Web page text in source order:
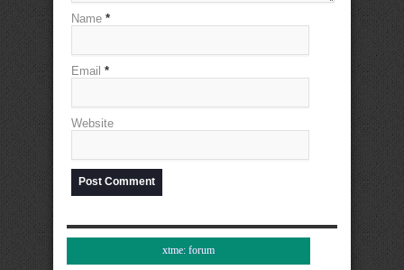
Name *
Email *
Website
xtme: forum